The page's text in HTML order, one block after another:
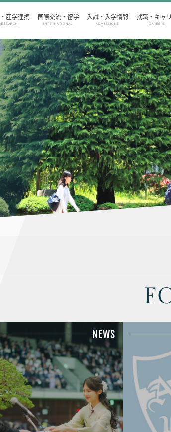
産学連携
RESEARCH
国際交流・留学
INTERNATIONAL
入試・入学情報
ADMISSIONS
就職・キャ
CAREERS
NEWS